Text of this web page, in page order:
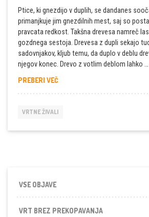
Ptice, ki gnezdijo v duplih, se dandanes
primanjkuje jim gnezdilnih mest, saj so
pravcata redkost. Takšna drevesa namreč
gozdnega sestoja. Drevesa z dupli sekajo
sadovnjakov, kljub temu, da duplo v deblu
njegov konec. Drevo z votlim deblom lahko …
PREBERI VEČGNEZDILNICE
VRTNE ŽIVALI
VSE OBJAVE
VRT BREZ PREKOPAVANJA